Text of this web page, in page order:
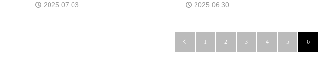
2025.07.03 2025.06.30
 1 2 3 4 5 6